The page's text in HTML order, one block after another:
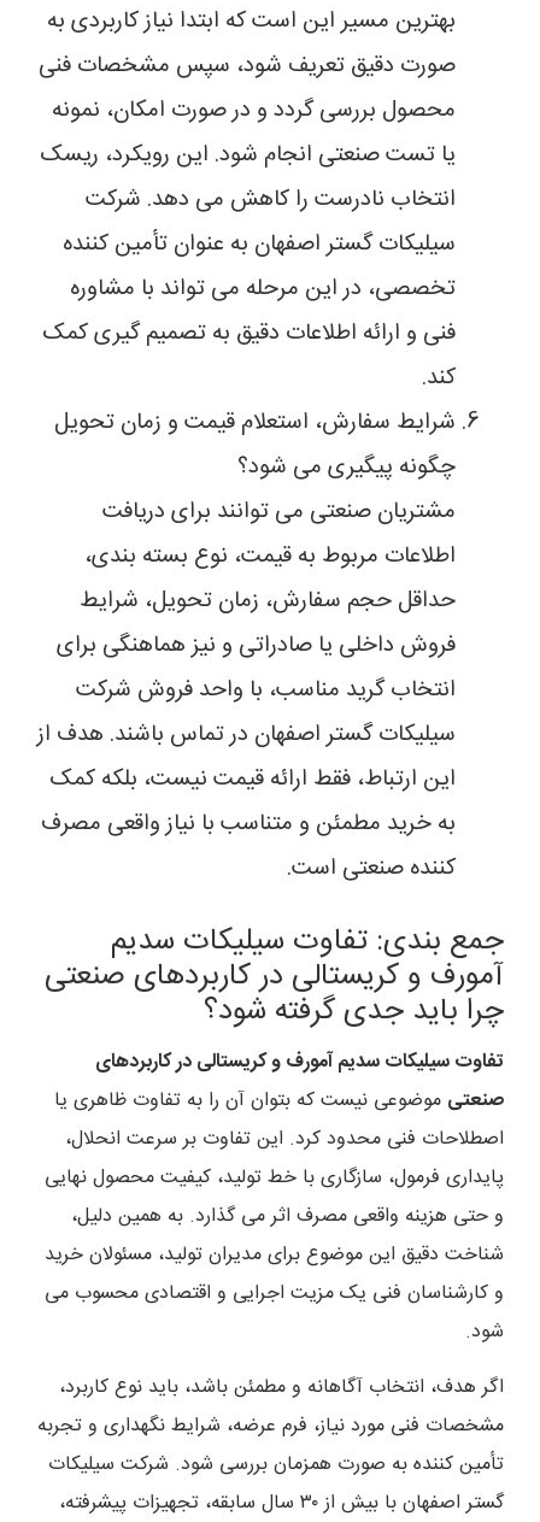
بهترین مسیر این است که ابتدا نیاز کاربردی به
صورت دقیق تعریف شود، سپس مشخصات فنی
محصول بررسی گردد و در صورت امکان، نمونه
یا تست صنعتی انجام شود. این رویکرد، ریسک
انتخاب نادرست را کاهش می دهد. شرکت
سیلیکات گستر اصفهان به عنوان تأمین کننده
تخصصی، در این مرحله می تواند با مشاوره
فنی و ارائه اطلاعات دقیق به تصمیم گیری کمک
کند.
شرایط سفارش، استعلام قیمت و زمان تحویل
چگونه پیگیری می شود؟
مشتریان صنعتی می توانند برای دریافت
اطلاعات مربوط به قیمت، نوع بسته بندی،
حداقل حجم سفارش، زمان تحویل، شرایط
فروش داخلی یا صادراتی و نیز هماهنگی برای
انتخاب گرید مناسب، با واحد فروش شرکت
سیلیکات گستر اصفهان در تماس باشند. هدف از
این ارتباط، فقط ارائه قیمت نیست، بلکه کمک
به خرید مطمئن و متناسب با نیاز واقعی مصرف
کننده صنعتی است.
جمع بندی: تفاوت سیلیکات سدیم
آمورف و کریستالی در کاربردهای صنعتی
چرا باید جدی گرفته شود؟
تفاوت سیلیکات سدیم آمورف و کریستالی در کاربردهای
صنعتی موضوعی نیست که بتوان آن را به تفاوت ظاهری یا
اصطلاحات فنی محدود کرد. این تفاوت بر سرعت انحلال،
پایداری فرمول، سازگاری با خط تولید، کیفیت محصول نهایی
و حتی هزینه واقعی مصرف اثر می گذارد. به همین دلیل،
شناخت دقیق این موضوع برای مدیران تولید، مسئولان خرید
و کارشناسان فنی یک مزیت اجرایی و اقتصادی محسوب می
شود.
اگر هدف، انتخاب آگاهانه و مطمئن باشد، باید نوع کاربرد،
مشخصات فنی مورد نیاز، فرم عرضه، شرایط نگهداری و تجربه
تأمین کننده به صورت همزمان بررسی شود. شرکت سیلیکات
گستر اصفهان با بیش از ۳۰ سال سابقه، تجهیزات پیشرفته،